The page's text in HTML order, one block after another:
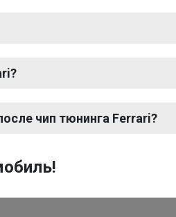
чип тюнинга Ferrari?